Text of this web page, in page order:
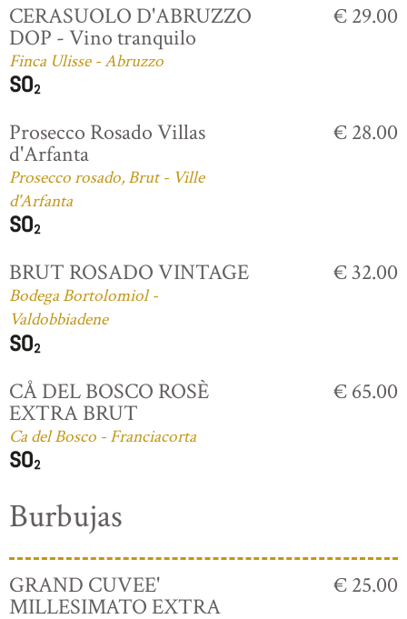
CERASUOLO D'ABRUZZO
DOP - Vino tranquilo
Finca Ulisse - Abruzzo
€ 29.00
Prosecco Rosado Villas
d'Arfanta
Prosecco rosado, Brut - Ville
d'Arfanta
€ 28.00
BRUT ROSADO VINTAGE
Bodega Bortolomiol -
Valdobbiadene
€ 32.00
CÅ DEL BOSCO ROSÈ
EXTRA BRUT
Ca del Bosco - Franciacorta
€ 65.00
Burbujas
GRAND CUVEE'
MILLESIMATO EXTRA
€ 25.00